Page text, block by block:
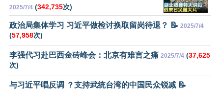
2025/7/4 (342,735次)
政治局集体学习 习近平做检讨换取留岗待退？ 📝 2025/7/4
(57,958次)
李强代习赴巴西金砖峰会：北京有难言之痛 2025/7/4 (37,625
次)
与习近平唱反调 ？支持武统台湾的中国民众锐减 📝